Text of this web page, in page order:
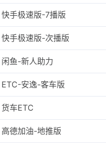
快手极速版-7播版
快手极速版-次播版
闲鱼-新人助力
ETC-安逸-客车版
货车ETC
高德加油-地推版